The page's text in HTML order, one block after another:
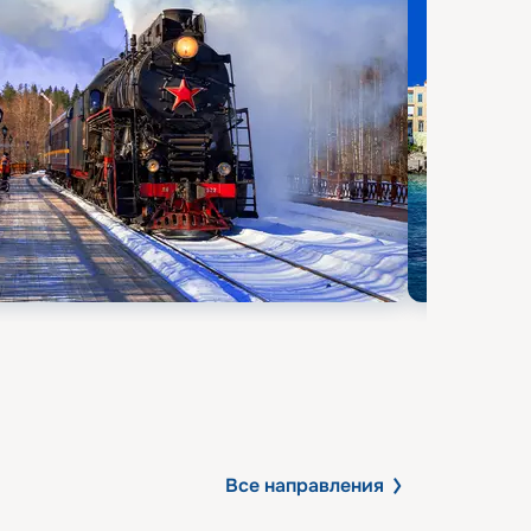
Все направления